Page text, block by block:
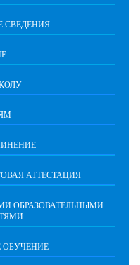
СВЕДЕНИЯ
АТТЕСТАЦИЯ
ОБРАЗОВАТЕЛЬНЫМИ